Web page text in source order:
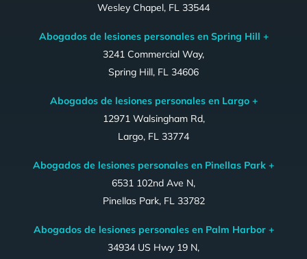
Wesley Chapel, FL 33544
Abogados de lesiones personales en Spring Hill +
3241 Commercial Way,
Spring Hill, FL 34606
Abogados de lesiones personales en Largo +
12971 Walsingham Rd,
Largo, FL 33774
Abogados de lesiones personales en Pinellas Park +
6531 102nd Ave N,
Pinellas Park, FL 33782
Abogados de lesiones personales en Palm Harbor +
34934 US Hwy 19 N,